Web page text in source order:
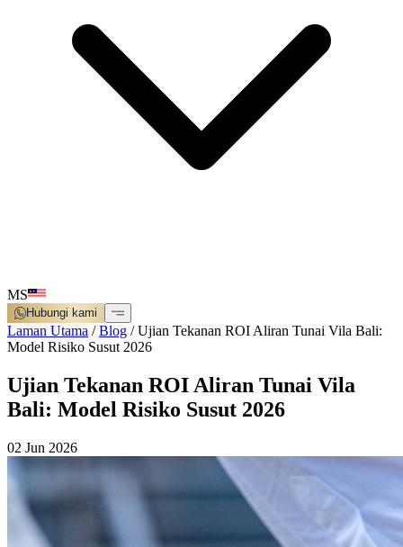
MS
Hubungi kami
Laman Utama /Blog /Ujian Tekanan ROI Aliran Tunai Vila Bali:
Model Risiko Susut 2026
Ujian Tekanan ROI Aliran Tunai Vila
Bali: Model Risiko Susut 2026
02 Jun 2026